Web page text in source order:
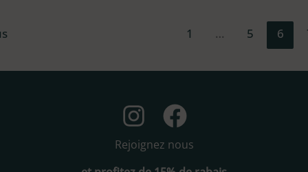
1 … 5 6
Rejoignez nous